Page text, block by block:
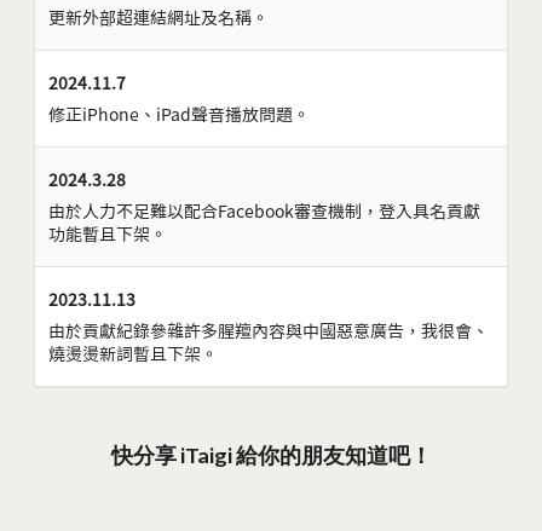
更新外部超連結網址及名稱。
2024.11.7
修正iPhone、iPad聲音播放問題。
2024.3.28
由於人力不足難以配合Facebook審查機制，登入具名貢獻
功能暫且下架。
2023.11.13
由於貢獻紀錄參雜許多腥羶內容與中國惡意廣告，我很會、
燒燙燙新詞暫且下架。
快分享 iTaigi 給你的朋友知道吧！